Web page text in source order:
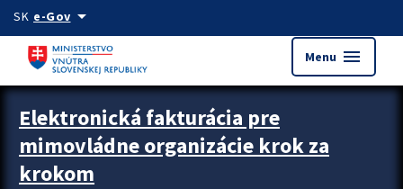
Preskocit na hlavný obsah
SK e-Govarrow_drop_down
Menu menu
Zastavit automatický posun upútavok
Elektronická fakturácia pre
mimovládne organizácie krok za
krokom